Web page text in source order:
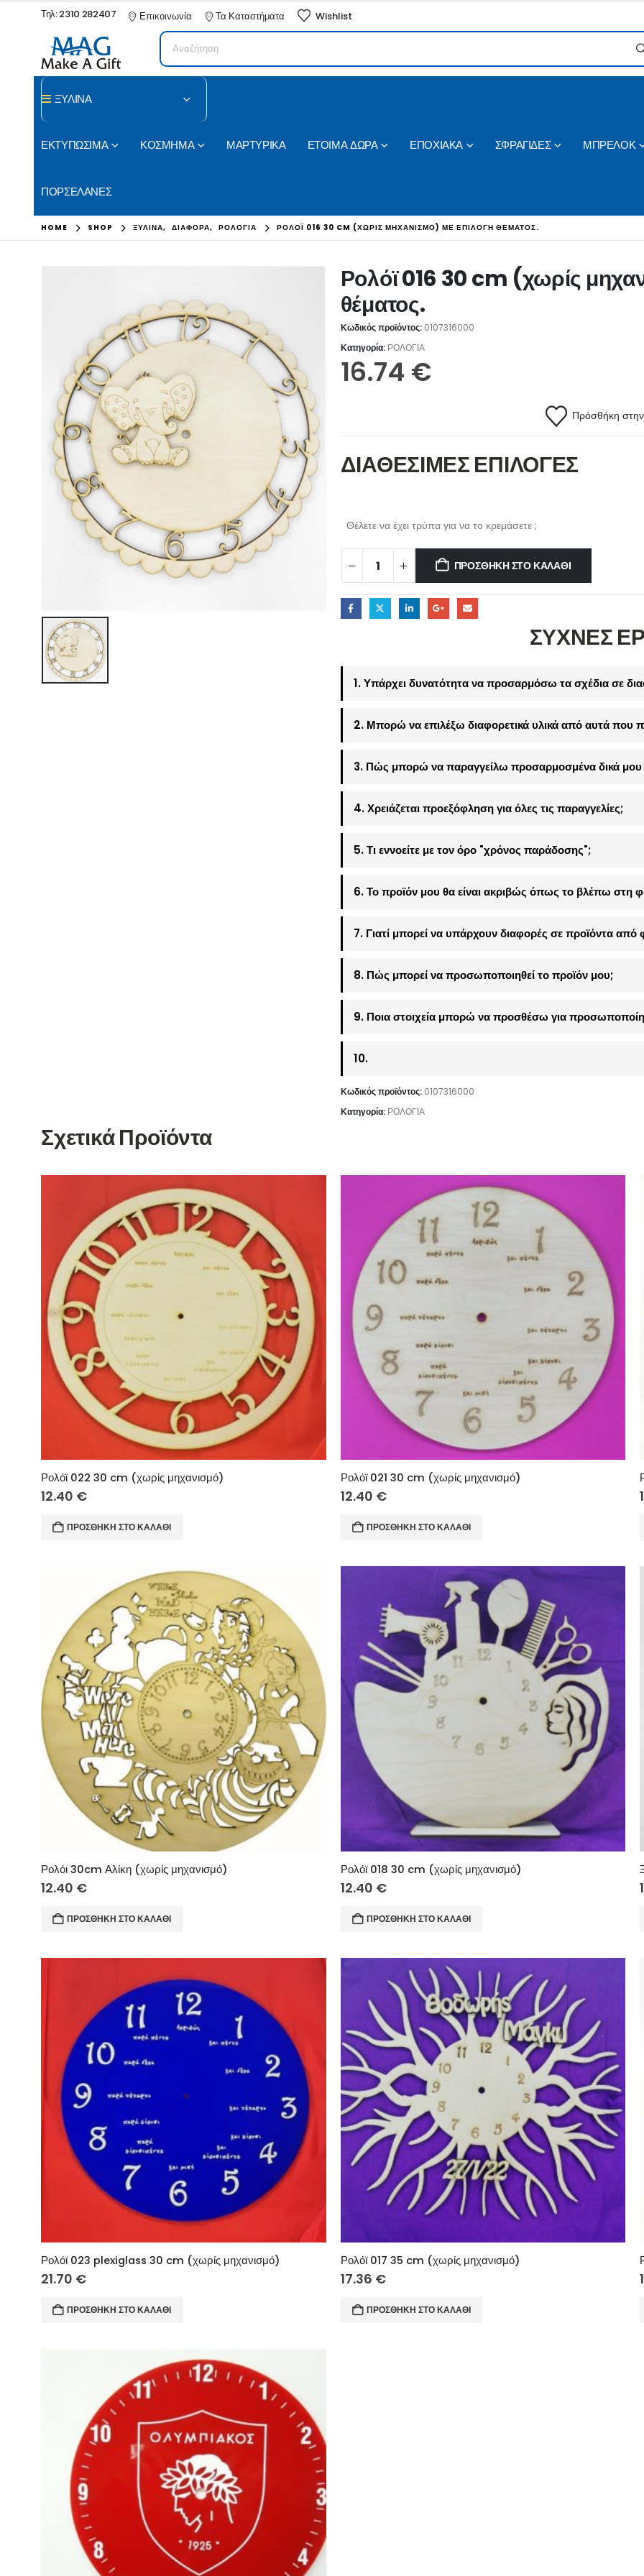
Τηλ: 2310 282407 Επικοινωνία Τα Καταστήματα Wishlist
ΞΥΛΙΝΑ
ΕΚΤΥΠΩΣΙΜΑ ΚΟΣΜΗΜΑ ΜΑΡΤΥΡΙΚΑ ΕΤΟΙΜΑ ΔΩΡΑ ΕΠΟΧΙΑΚΑ ΣΦΡΑΓΙΔΕΣ ΜΠΡΕΛΟΚ
ΠΟΡΣΕΛΑΝΕΣ
HOME SHOP ΞΥΛΙΝΑ, ΔΙΑΦΟΡΑ, ΡΟΛΟΓΙΑ ΡΟΛΌΪ 016 30 CM (ΧΩΡΊΣ ΜΗΧΑΝΙΣΜΌ) ΜΕ ΕΠΙΛΟΓΉ ΘΈΜΑΤΟΣ.
Ρολόϊ 016 30 cm (χωρίς
θέματος.
Κωδικός προϊόντος: 0107316000
Κατηγορία: ΡΟΛΟΓΙΑ
16.74 €
Πρόσθήκη στην
ΔΙΑΘΕΣΙΜΕΣ ΕΠΙΛΟΓΕΣ
Θέλετε να έχει τρύπα για να το κρεμάσετε ;
ΠΡΟΣΘΉΚΗ ΣΤΟ ΚΑΛΆΘΙ
ΣΥΧΝΕΣ
1. Υπάρχει δυνατότητα να προσαρμόσω τα σχέδια σε
2. Μπορώ να επιλέξω διαφορετικά υλικά από αυτά που
3. Πώς μπορώ να παραγγείλω προσαρμοσμένα δικά μου
4. Χρειάζεται προεξόφληση για όλες τις παραγγελίες;
5. Τι εννοείτε με τον όρο "χρόνος παράδοσης";
6. Το προϊόν μου θα είναι ακριβώς όπως το βλέπω στη
7. Γιατί μπορεί να υπάρχουν διαφορές σε προϊόντα από
8. Πώς μπορεί να προσωποποιηθεί το προϊόν μου;
9. Ποια στοιχεία μπορώ να προσθέσω για
10.
Κωδικός προϊόντος: 0107316000
Κατηγορία: ΡΟΛΟΓΙΑ
Σχετικά Προϊόντα
Ρολόϊ 022 30 cm (χωρίς μηχανισμό)
12.40 €
ΠΡΟΣΘΉΚΗ ΣΤΟ ΚΑΛΆΘΙ
Ρολόϊ 021 30 cm (χωρίς μηχανισμό)
12.40 €
ΠΡΟΣΘΉΚΗ ΣΤΟ ΚΑΛΆΘΙ
Ρολόι 30cm Αλίκη (χωρίς μηχανισμό)
12.40 €
ΠΡΟΣΘΉΚΗ ΣΤΟ ΚΑΛΆΘΙ
Ρολόϊ 018 30 cm (χωρίς μηχανισμό)
12.40 €
ΠΡΟΣΘΉΚΗ ΣΤΟ ΚΑΛΆΘΙ
Ρολόϊ 023 plexiglass 30 cm (χωρίς μηχανισμό)
21.70 €
ΠΡΟΣΘΉΚΗ ΣΤΟ ΚΑΛΆΘΙ
Ρολόϊ 017 35 cm (χωρίς μηχανισμό)
17.36 €
ΠΡΟΣΘΉΚΗ ΣΤΟ ΚΑΛΆΘΙ